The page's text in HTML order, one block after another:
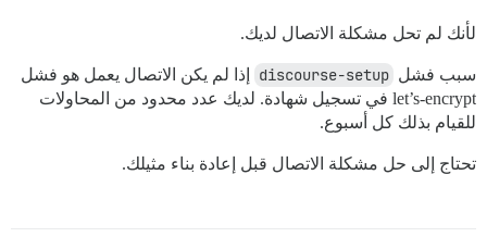
لأنك لم تحل مشكلة الاتصال لديك.
سبب فشل discourse-setup
إذا لم يكن الاتصال يعمل هو فشل
let’s-encrypt في تسجيل شهادة. لديك عدد محدود من المحاولات
للقيام بذلك كل أسبوع.
تحتاج إلى حل مشكلة الاتصال قبل إعادة بناء مثيلك.